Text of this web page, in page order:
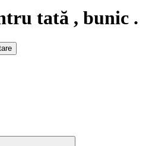
tată , bunic .